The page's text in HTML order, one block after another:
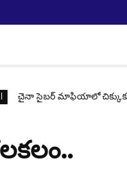
చిక్కుకున్న భారతీయులు